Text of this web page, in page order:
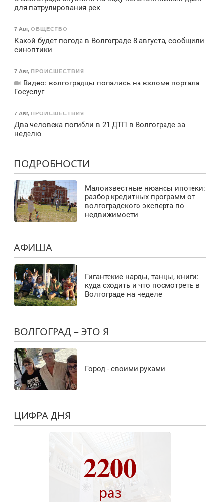
для патрулирования рек
7 Авг, ОБЩЕСТВО
Какой будет погода в Волгограде 8 августа, сообщили
синоптики
7 Авг, ПРОИСШЕСТВИЯ
Видео: волгоградцы попались на взломе портала
Госуслуг
7 Авг, ПРОИСШЕСТВИЯ
Два человека погибли в 21 ДТП в Волгограде за
неделю
ПОДРОБНОСТИ
Малоизвестные нюансы ипотеки:
разбор кредитных программ от
волгоградского эксперта по
недвижимости
АФИША
Гигантские нарды, танцы, книги:
куда сходить и что посмотреть в
Волгограде на неделе
ВОЛГОГРАД – ЭТО Я
Город - своими руками
ЦИФРА ДНЯ
2200
раз